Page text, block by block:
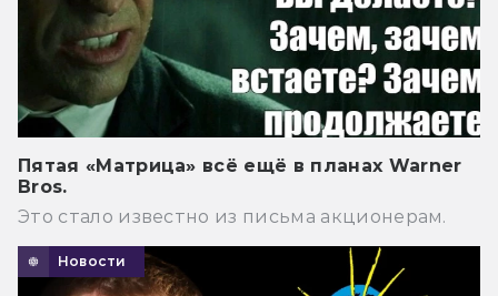
Пятая «Матрица» всё ещё в планах Warner
Bros.
Это стало известно из письма акционерам.
Новости